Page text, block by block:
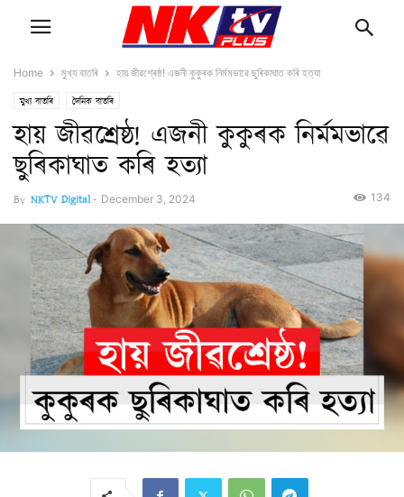
Home মুখ্য বাতৰি হায় জীৱশ্ৰেষ্ঠ! এজনী কুকুৰক নিৰ্মমভাৱে ছুৰিকাঘাত কৰি হত্যা
মুখ্য বাতৰি দৈনিক বাতৰি
হায় জীৱশ্ৰেষ্ঠ! এজনী কুকুৰক নিৰ্মমভাৱে
ছুৰিকাঘাত কৰি হত্যা
By NKTV Digital- December 3, 2024 134